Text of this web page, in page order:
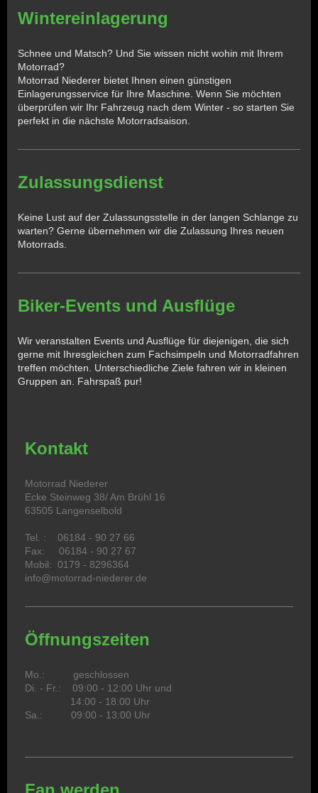
Wintereinlagerung
Schnee und Matsch? Und Sie wissen nicht wohin mit Ihrem
Motorrad?
Motorrad Niederer bietet Ihnen einen günstigen
Einlagerungsservice für Ihre Maschine. Wenn Sie möchten
überprüfen wir Ihr Fahrzeug nach dem Winter - so starten Sie
perfekt in die nächste Motorradsaison.
Zulassungsdienst
Keine Lust auf der Zulassungsstelle in der langen Schlange zu
warten? Gerne übernehmen wir die Zulassung Ihres neuen
Motorrads.
Biker-Events und Ausflüge
Wir veranstalten Events und Ausflüge für diejenigen, die sich
gerne mit Ihresgleichen zum Fachsimpeln und Motorradfahren
treffen möchten. Unterschiedliche Ziele fahren wir in kleinen
Gruppen an. Fahrspaß pur!
Kontakt
Motorrad Niederer
Ecke Steinweg 38/ Am Brühl 16
63505 Langenselbold
Tel. : 06184 - 90 27 66
Fax: 06184 - 90 27 67
Mobil: 0179 - 8296364
info@motorrad-niederer.de
Öffnungszeiten
Mo.: geschlossen
Di. - Fr.: 09:00 - 12:00 Uhr und
14:00 - 18:00 Uhr
Sa.: 09:00 - 13:00 Uhr